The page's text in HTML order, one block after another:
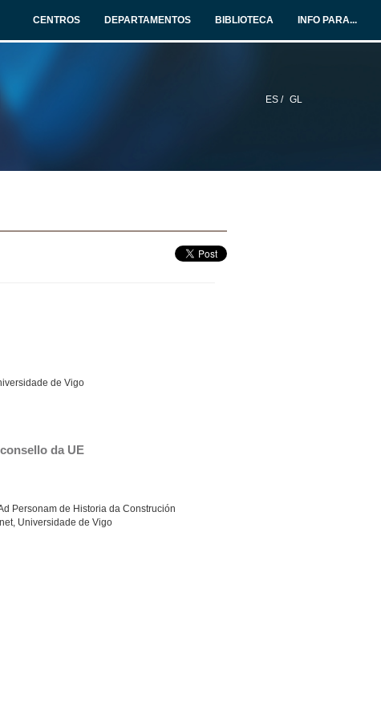
CENTROS DEPARTAMENTOS BIBLIOTECA INFO PARA...
ES / GL
de Vigo
da UE
Personam de Historia da Construción
Universidade de Vigo